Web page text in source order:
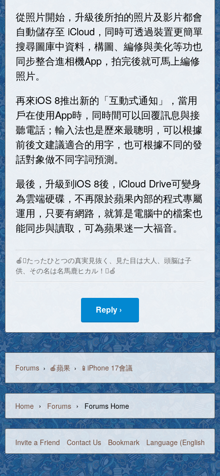
從照片開始，升級後所拍的照片及影片都會
自動儲存至 iCloud，同時可透過裝置更簡單
搜尋圖庫中資料，構圖、編修與美化等功也
同步整合進相機App，拍完後就可馬上編修
照片。
再來iOS 8推出新的「互動式通知」，當用
戶在使用App時，同時間可以回覆訊息與接
聽電話；輸入法也是歷來最聰明，可以根據
前後文建議適合的用字，也可根據不同的發
話對象做不同字詞預測。
最後，升級到iOS 8後，iCloud Drive可變身
為雲端硬碟，不再限於蘋果內部的程式專屬
運用，只要有網路，就算是電腦中的檔案也
能同步與讀取，可為蘋果迷一大福音。
🍎たったひとつの真実見抜く、見た目は大人、頭脳は子
供、その名は名馬鹿ヒカル！🍏
Reply ›
Forums › 🍎蘋果 › 📱iPhone 17會議
Home › Forums › Forums Home
Invite a Friend Contact Us Bookmark Language (English)